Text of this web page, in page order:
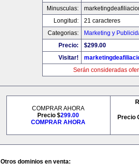
Minusculas:
Longitud:
21 caracteres
Categorias:
Marketing y
Precio:
$299.00
Visitar!
Serán consideradas
COMPRAR AHORA
Precio $299.00
COMPRAR AHORA
Precio
Otros dominios en venta: